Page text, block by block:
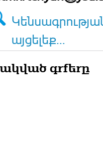
այցելեք...
գրքերը